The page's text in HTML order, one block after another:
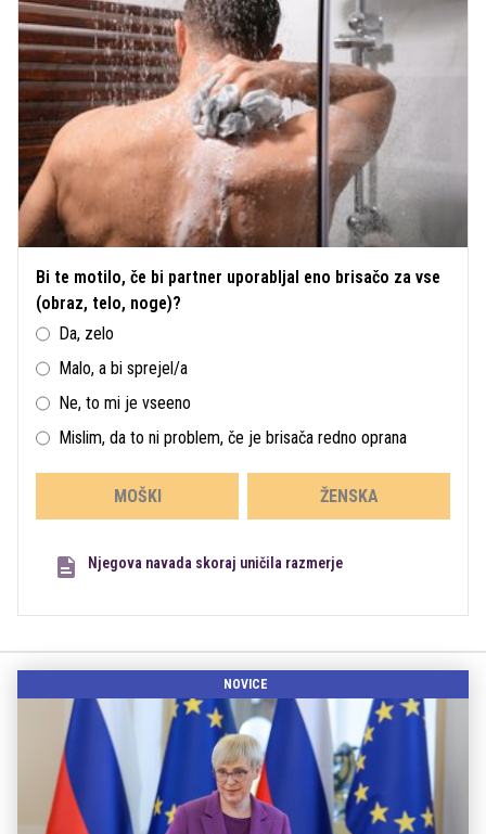
Bi te motilo, če bi partner uporabljal eno brisačo za vse
(obraz, telo, noge)?
Da, zelo
Malo, a bi sprejel/a
Ne, to mi je vseeno
Mislim, da to ni problem, če je brisača redno oprana
MOŠKI ŽENSKA
Njegova navada skoraj uničila razmerje
NOVICE